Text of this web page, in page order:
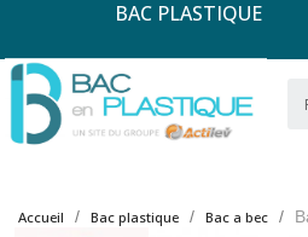
BAC PLASTIQUE
Accueil Bac plastique Bac a bec